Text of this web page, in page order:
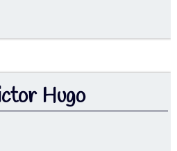
Hugo